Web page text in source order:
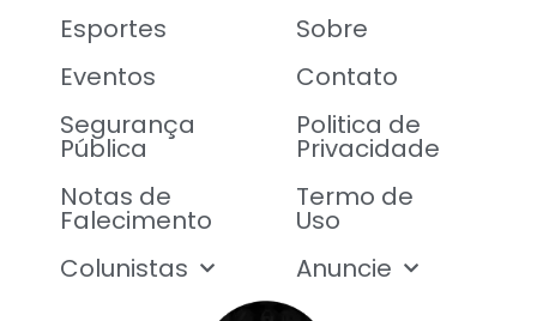
Esportes
Eventos
Segurança
Pública
Notas de
Falecimento
Colunistas
Sobre
Contato
Politica de
Privacidade
Termo de
Uso
Anuncie